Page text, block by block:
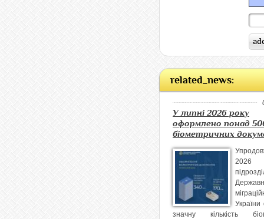
related_news:
У липні 2026 року
оформлено понад
біометричних
значну кількість